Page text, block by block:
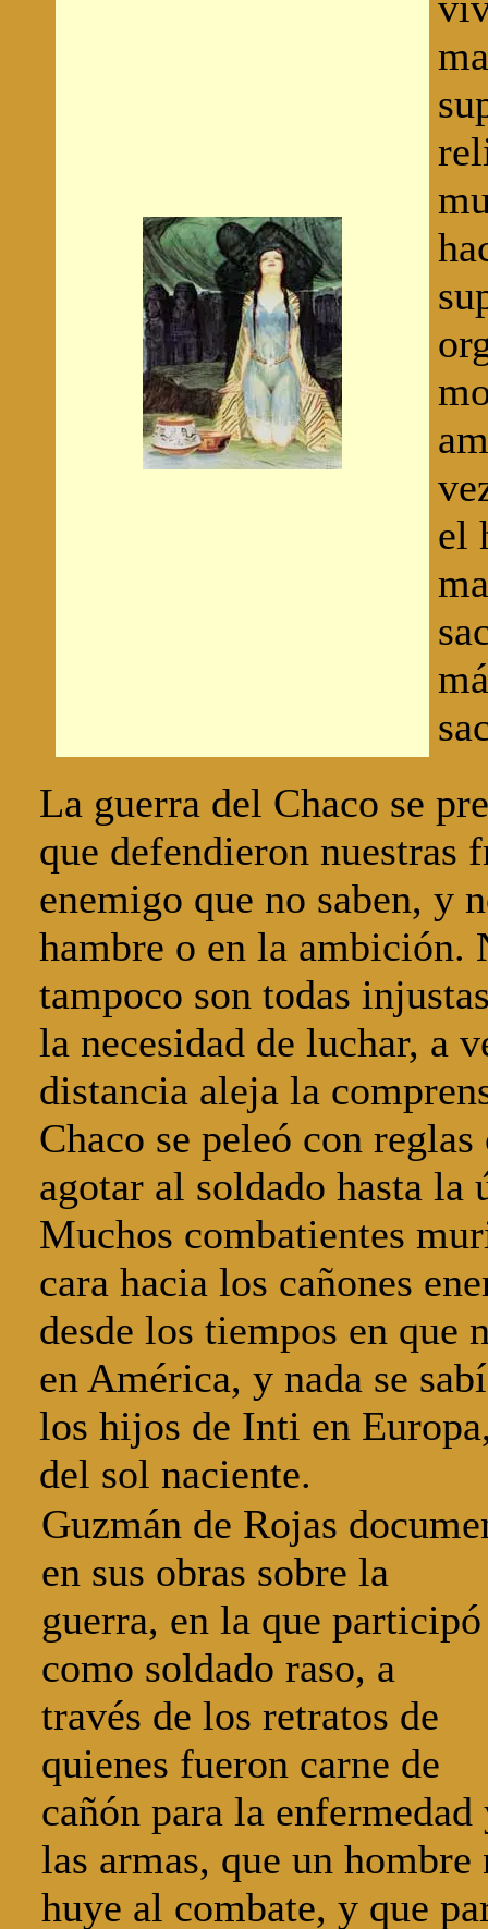
el
La guerra del Chaco se
que defendieron nuestras
enemigo que no saben, y
hambre o en la ambición.
tampoco son todas
la necesidad de luchar, a
distancia aleja la
Chaco se peleó con
agotar al soldado hasta
Muchos combatientes
cara hacia los cañones
desde los tiempos en que
en América, y nada se
los hijos de Inti en
del sol naciente.
Guzmán de Rojas
en sus obras sobre la
guerra, en la que participó
como soldado raso, a
través de los retratos de
quienes fueron carne de
cañón para la enfermedad
las armas, que un hombre
huye al combate, y que